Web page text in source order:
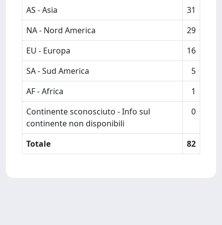
AS - Asia
31
NA - Nord America
29
EU - Europa
16
SA - Sud America
5
AF - Africa
1
Continente sconosciuto - Info sul
continente non disponibili
0
Totale 82